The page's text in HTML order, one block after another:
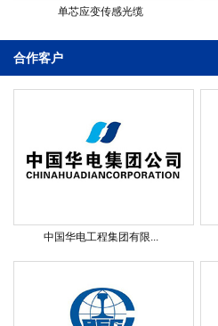
单芯应变传感光缆
合作客户
中国华电工程集团有限...